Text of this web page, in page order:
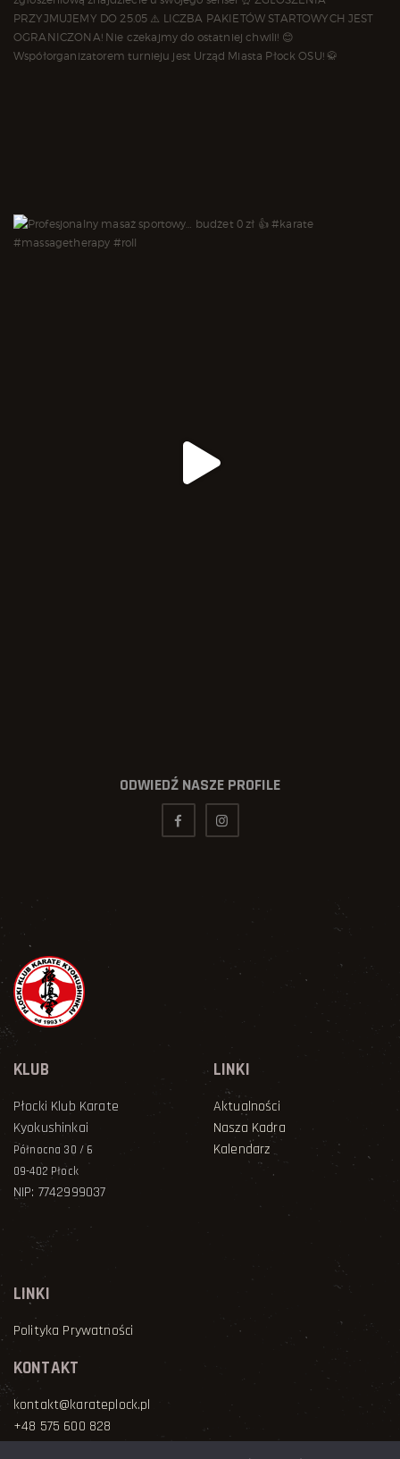
ODWIEDŹ NASZE PROFILE
KLUB
Płocki Klub Karate
Kyokushinkai
Północna 30 / 6
09-402 Płock
NIP: 7742999037
LINKI
Aktualności
Nasza Kadra
Kalendarz
LINKI
Polityka Prywatności
KONTAKT
kontakt@karateplock.pl
+48 575 600 828